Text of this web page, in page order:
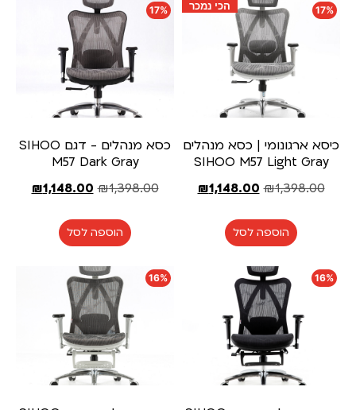
הכי נמכר 17%
כיסא ארגונומי | כסא מנהלים
SIHOO M57 Light Gray
₪1,398.00
₪1,148.00
הוספה לסל
17%
כסא מנהלים - דגם SIHOO
M57 Dark Gray
₪1,398.00
₪1,148.00
הוספה לסל
16%
16%